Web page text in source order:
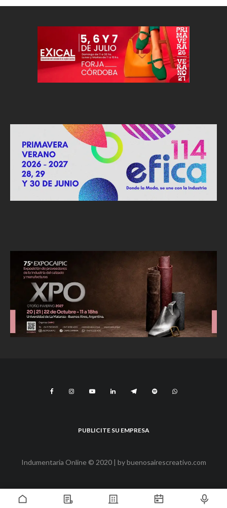
PUBLICITE SU EMPRESA
Indumentaria Online © 2020 | bybuenosairescreativo.com